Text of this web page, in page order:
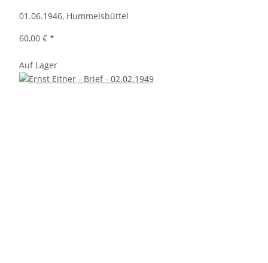
01.06.1946, Hummelsbüttel
60,00 € *
Auf Lager